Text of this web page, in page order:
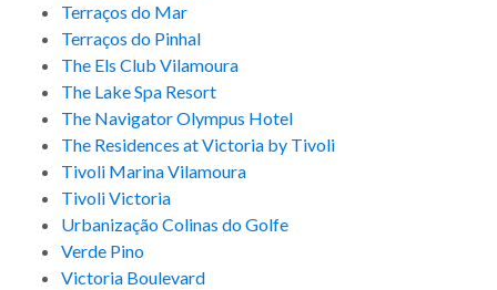
Terraços do Mar
Terraços do Pinhal
The Els Club Vilamoura
The Lake Spa Resort
The Navigator Olympus Hotel
The Residences at Victoria by Tivoli
Tivoli Marina Vilamoura
Tivoli Victoria
Urbanização Colinas do Golfe
Verde Pino
Victoria Boulevard